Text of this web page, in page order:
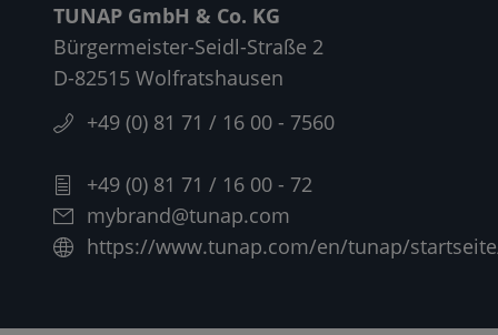
Datenschutzerklärungund auf der
Seite.
TUNAP GmbH & Co. KG
Bürgermeister-Seidl-Straße 2
D-82515 Wolfratshausen
+49 (0) 81 71 / 16 00 - 7560
+49 (0) 81 71 / 16 00 - 72
mybrand@tunap.com
https://www.tunap.com/en/tunap/